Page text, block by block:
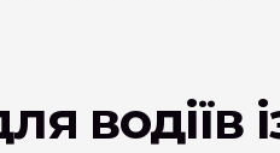
водіїв